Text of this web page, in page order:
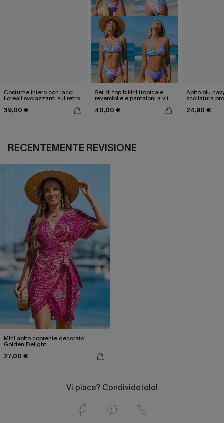
Costume intero con lacci
floreali svolazzanti sul retro
39,00 €
Set di top bikini tropicale
reversibile e pantaloni a vita
40,00 €
Abito blu
scollatura
24,90 €
RECENTEMENTE REVISIONE
Mini abito coprente decorato
Golden Delight
27,00 €
Vi piace? Condividetelo!